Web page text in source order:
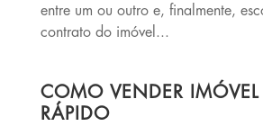
entre um ou outro e, finalmente,
contrato do imóvel...
COMO VENDER
RÁPIDO